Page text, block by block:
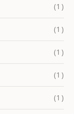
(1)
(1)
(1)
(1)
(1)